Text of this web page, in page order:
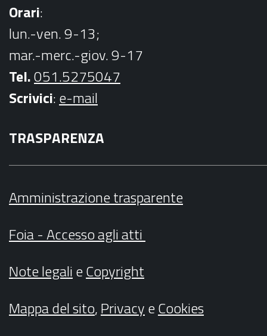
Orari:
lun.-ven. 9-13;
mar.-merc.-giov. 9-17
Tel.051.5275047
Scrivici:e-mail
TRASPARENZA
Amministrazione trasparente
Foia - Accesso agli atti
Note legalieCopyright
Mappa del sito,PrivacyeCookies